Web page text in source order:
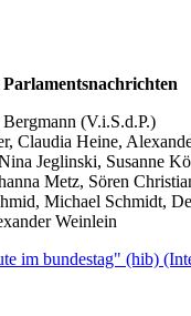
(V.i.S.d.P.)
Claudia Heine,
Jeglinski, Susanne
Metz, Sören
Michael Schmidt,
Weinlein
im bundestag" (hib)